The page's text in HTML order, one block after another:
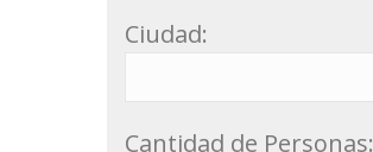
Ciudad:
Cantidad de Personas: